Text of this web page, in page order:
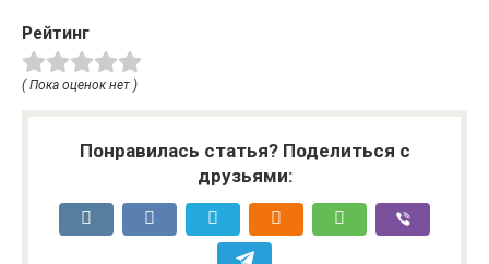
управления
бизнесом в сфере
ремонта
автомобилей
Рейтинг
( Пока оценок нет )
Понравилась статья? Поделиться с
друзьями: